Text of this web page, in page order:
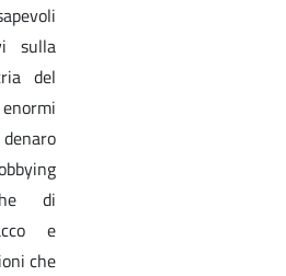
sulla
del
di
e
che